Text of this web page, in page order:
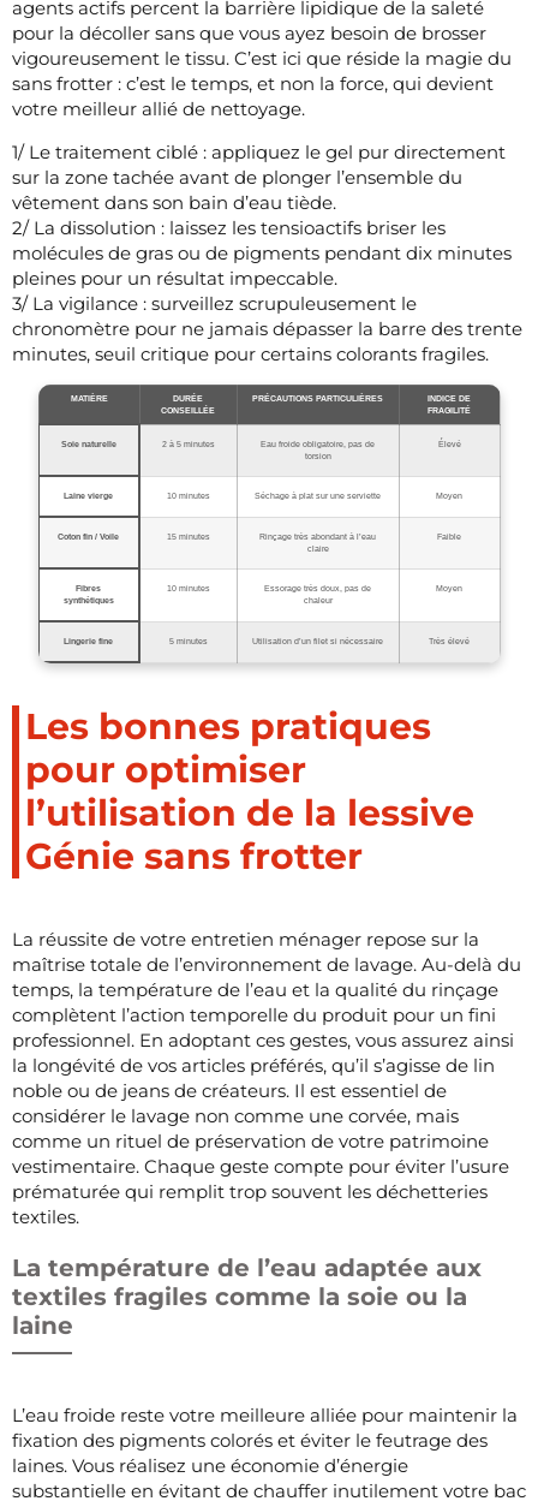
agents actifs percent la barrière lipidique de la saleté
pour la décoller sans que vous ayez besoin de brosser
vigoureusement le tissu. C’est ici que réside la magie du
sans frotter : c’est le temps, et non la force, qui devient
votre meilleur allié de nettoyage.
1/ Le traitement ciblé : appliquez le gel pur directement
sur la zone tachée avant de plonger l’ensemble du
vêtement dans son bain d’eau tiède.
2/ La dissolution : laissez les tensioactifs briser les
molécules de gras ou de pigments pendant dix minutes
pleines pour un résultat impeccable.
3/ La vigilance : surveillez scrupuleusement le
chronomètre pour ne jamais dépasser la barre des trente
minutes, seuil critique pour certains colorants fragiles.
MATIÈRE
DURÉE
CONSEILLÉE
PRÉCAUTIONS PARTICULIÈRES
INDICE DE
FRAGILITÉ
Soie naturelle 2 à 5 minutes
Eau froide obligatoire, pas de
torsion
Élevé
Laine vierge 10 minutes Séchage à plat sur une serviette Moyen
Coton fin / Voile 15 minutes
Rinçage très abondant à l’eau
claire
Faible
Fibres
synthétiques
10 minutes
Essorage très doux, pas de
chaleur
Moyen
Lingerie fine 5 minutes Utilisation d’un filet si nécessaire Très élevé
Les bonnes pratiques
pour optimiser
l’utilisation de la lessive
Génie sans frotter
La réussite de votre entretien ménager repose sur la
maîtrise totale de l’environnement de lavage. Au-delà du
temps, la température de l’eau et la qualité du rinçage
complètent l’action temporelle du produit pour un fini
professionnel. En adoptant ces gestes, vous assurez ainsi
la longévité de vos articles préférés, qu’il s’agisse de lin
noble ou de jeans de créateurs. Il est essentiel de
considérer le lavage non comme une corvée, mais
comme un rituel de préservation de votre patrimoine
vestimentaire. Chaque geste compte pour éviter l’usure
prématurée qui remplit trop souvent les déchetteries
textiles.
La température de l’eau adaptée aux
textiles fragiles comme la soie ou la
laine
L’eau froide reste votre meilleure alliée pour maintenir la
fixation des pigments colorés et éviter le feutrage des
laines. Vous réalisez une économie d’énergie
substantielle en évitant de chauffer inutilement votre bac